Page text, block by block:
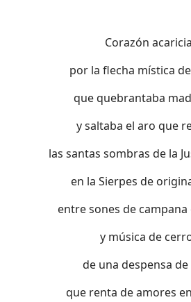
Corazón
por la flecha mística
que quebrantaba
y saltaba el aro que
las santas sombras de la
en la Sierpes de
entre sones de
y música de
de una despensa
que renta de amores